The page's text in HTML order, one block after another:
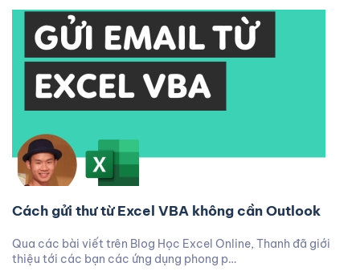
Cách gửi thư từ Excel VBA không cần Outlook
Qua các bài viết trên Blog Học Excel Online, Thanh đã giới
thiệu tới các bạn các ứng dụng phong p…